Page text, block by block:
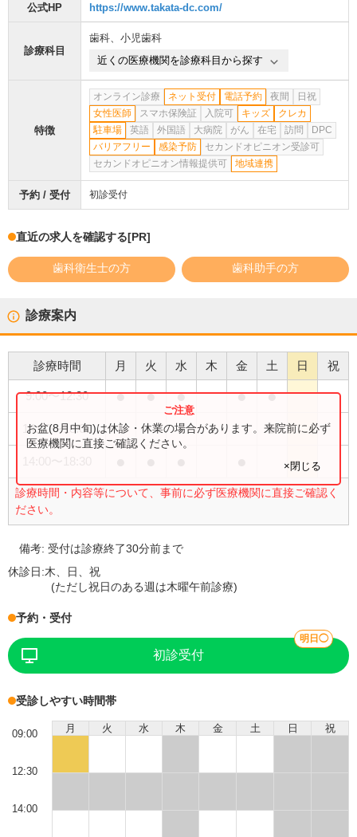
公式HP https://www.takata-dc.com/
診療科目
歯科、 小児歯科
近くの医療機関を診療科目から探す
特徴
オンライン診療 ネット受付 電話予約 夜間
日祝
女性医師
スマホ保険証 入院可 キッズ
クレカ
駐車場
英語 外国語 大病院 がん 在宅 訪問
DPC
バリアフリー
感染予防
セカンドオピニオン受診可
セカンドオピニオン情報提供可
地域連携
予約 / 受付 初診受付
直近の求人を確認する[PR]
歯科衛生士の方 歯科助手の方
診療案内
診療時間 月 火 水 木 金 土 日 祝
9:00〜12:30 ● ● ● ● ●
14:00〜18:00 ●
診療時間・内容等について、事前に必ず医療機関に直接ご確認く
ださい。
お盆(8月中旬)は休診・休業の場合があります。来院前に必ず
医療機関に直接ご確認ください。
×閉じる
備考:受付は診療終了30分前まで
休診日:木、日、祝
(ただし祝日のある週は木曜午前診療)
予約・受付
初診受付
明日◯
受診しやすい時間帯
月 火 水 木 金 土 日 祝
09:00
12:30
14:00